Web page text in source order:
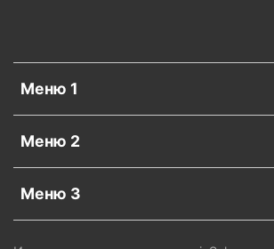
Меню 1
Меню 2
Меню 3